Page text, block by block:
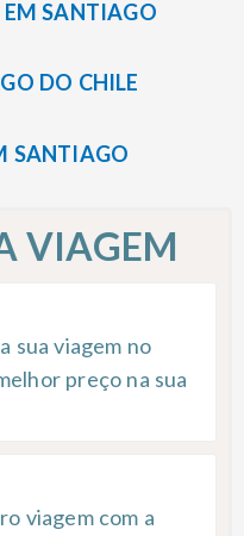
EM SANTIAGO
DO CHILE
SANTIAGO
VIAGEM
sua viagem no
preço na sua
viagem com a